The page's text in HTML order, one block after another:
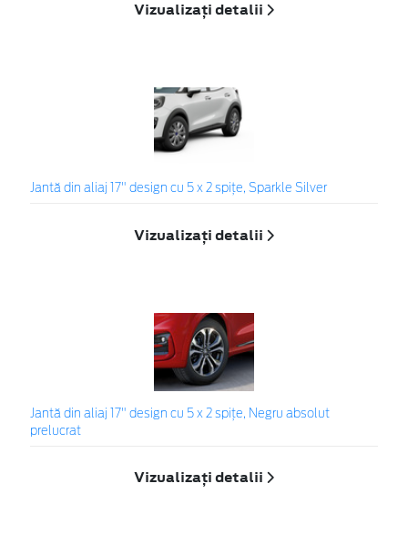
Vizualizați detalii
Jantă din aliaj 17" design cu 5 x 2 spiţe, Sparkle Silver
Vizualizați detalii
Jantă din aliaj 17" design cu 5 x 2 spițe, Negru absolut
prelucrat
Vizualizați detalii